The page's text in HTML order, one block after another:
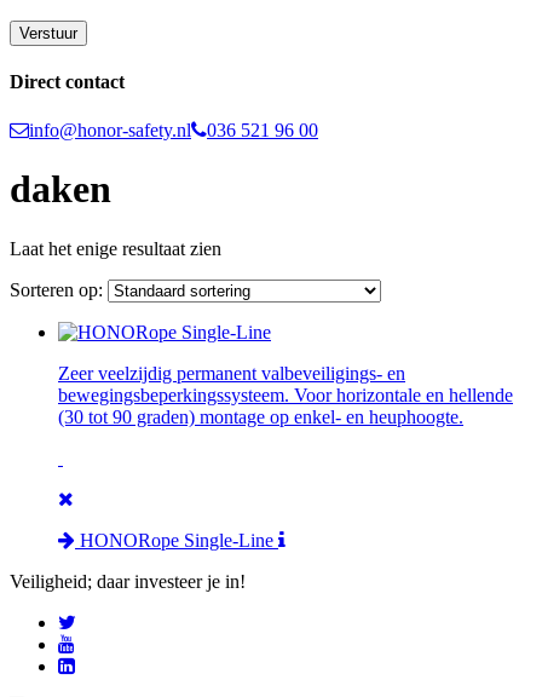
Direct contact
info@honor-safety.nl 036 521 96 00
daken
Laat het enige resultaat zien
Sorteren op:
Zeer veelzijdig permanent valbeveiligings- en
bewegingsbeperkingssysteem. Voor horizontale en hellende
(30 tot 90 graden) montage op enkel- en heuphoogte.
HONORope Single-Line
Veiligheid; daar investeer je in!